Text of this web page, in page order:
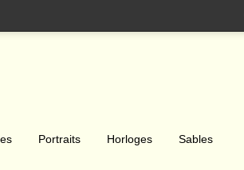
Portraits Horloges Sables